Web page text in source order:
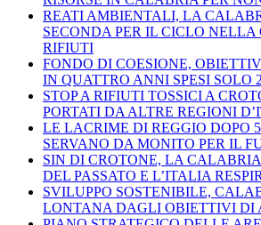
REATI AMBIENTALI, LA
SECONDA PER IL CICLO NELLA
RIFIUTI
FONDO DI COESIONE,
IN QUATTRO ANNI SPESI SOLO
STOP A RIFIUTI TOSSICI A
PORTATI DA ALTRE REGIONI
LE LACRIME DI REGGIO DOPO
SERVANO DA MONITO PER IL
SIN DI CROTONE, LA
DEL PASSATO E L’ITALIA
SVILUPPO SOSTENIBILE,
LONTANA DAGLI OBIETTIVI DI